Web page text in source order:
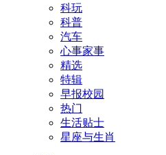
科玩
科普
汽车
心事家事
精选
特辑
早报校园
热门
生活贴士
星座与生肖